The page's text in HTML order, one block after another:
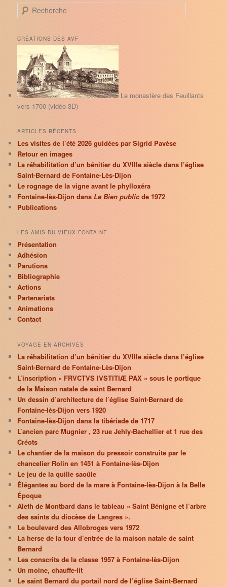
e
h
e
r
h
e
CRÉATIONS DES AVF
Le monastère des Feuillants
vers 1700 (vidéo 3D)
ARTICLES RÉCENTS
Les visites de l’été 2026 guidées par Sigrid Pavèse
Retour en images
La réhabilitation d’un bénitier du XVIIIe siècle dans l’église
Saint-Bernard de Fontaine-Lès-Dijon
Le rognage de la vigne avant le phylloxéra
Fontaine-lès-Dijon dansLe Bien publicde 1972
Publications
LES AMIS DU VIEUX FONTAINE
Présentation
Adhésion
Parutions
Bibliographie
Actions
Partenariats
Animations
Contact
VOYAGE EN ARCHIVES
La réhabilitation d’un bénitier du XVIIIe siècle dans l’église
Saint-Bernard de Fontaine-Lès-Dijon
L’inscription « FRVCTVS IVSTITIÆ PAX » sous le portique
de la Maison natale de saint Bernard
Un dessin d’architecture de l’église Saint-Bernard de
Fontaine-lès-Dijon vers 1920
Fontaine-lès-Dijon dans la tibériade de 1717
L’ancien parc Mugnier , 23 rue Jehly-Bachellier et 1 rue des
Créots
Le chantier de la maison du pressoir construite par le
chancelier Rolin en 1451 à Fontaine-lès-Dijon
Le jeu de la quille saoûle
Élégantes au bord de la mare à Fontaine-lès-Dijon à la Belle
Époque
Aleth de Montbard dans le tableau « Saint Bénigne et l’arbre
des saints du diocèse de Langres ».
Le boulevard des Allobroges vers 1972
La herse de la tour d’entrée de la maison natale de saint
Bernard
Les conscrits de la classe 1957 à Fontaine-lès-Dijon
Un moine, chauffe-lit
Le saint Bernard du portail nord de l’église Saint-Bernard